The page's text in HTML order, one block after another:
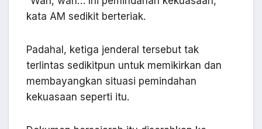
kata AM sedikit berteriak.
Padahal, ketiga jenderal tersebut tak
terlintas sedikitpun untuk memikirkan dan
membayangkan situasi pemindahan
kekuasaan seperti itu.